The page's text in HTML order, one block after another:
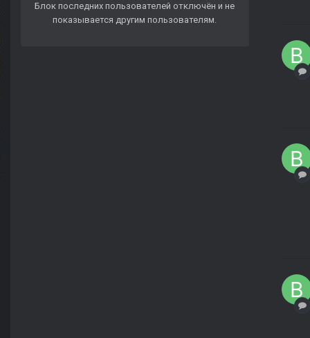
Блок последних пользователей отключён и не
показывается другим пользователям.